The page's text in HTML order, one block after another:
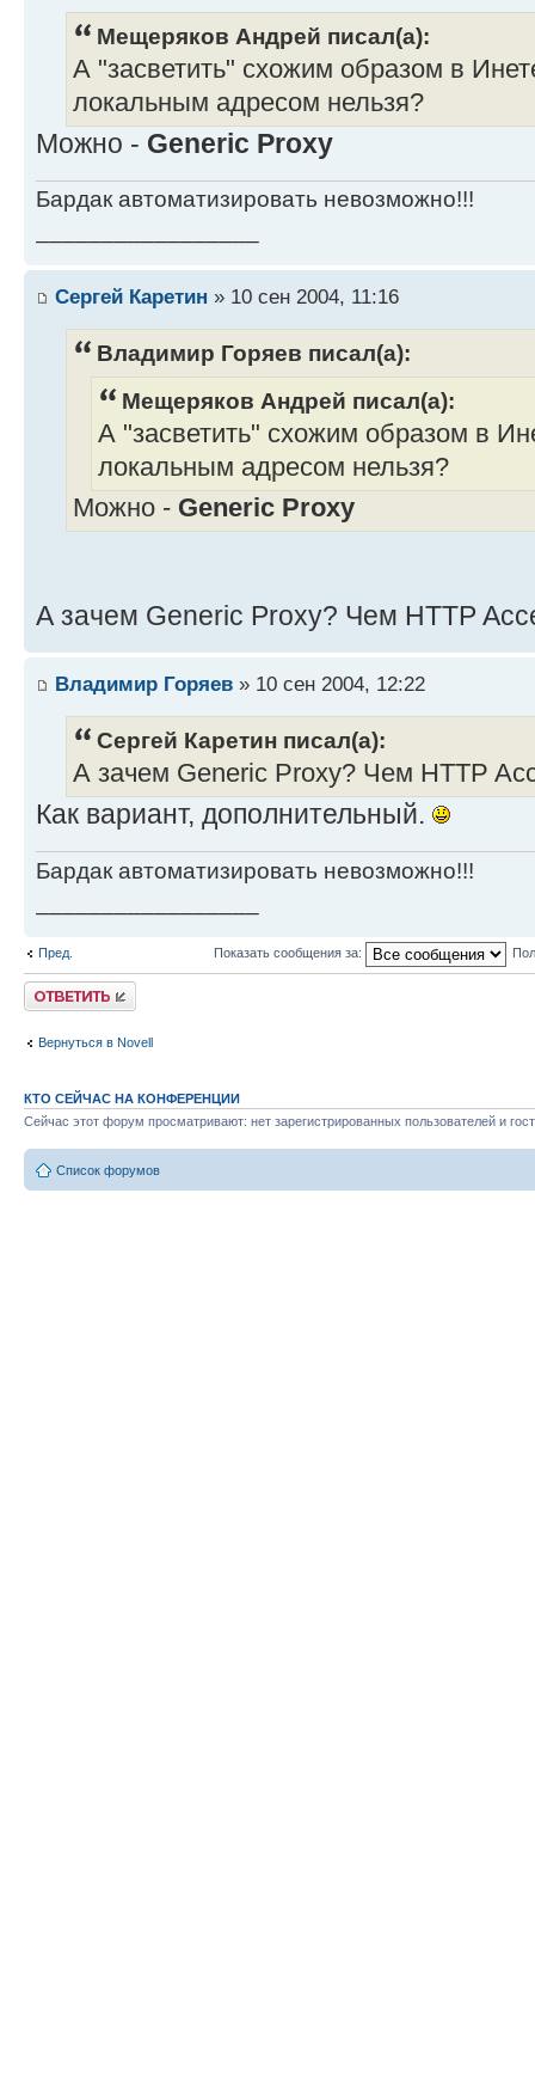
Мещеряков Андрей писал(а):
А "засветить" схожим образом в
локальным адресом нельзя?
Можно - Generic Proxy
Бардак автоматизировать невозможно!!!
Сергей Каретин » 10 сен 2004, 11:16
Владимир Горяев писал(а):
Мещеряков Андрей писал(а):
А "засветить" схожим образом в
локальным адресом нельзя?
Можно - Generic Proxy
А зачем Generic Proxy? Чем HTTP
Владимир Горяев » 10 сен 2004, 12:22
Сергей Каретин писал(а):
А зачем Generic Proxy? Чем HTTP
Как вариант, дополнительный.
Бардак автоматизировать невозможно!!!
Пред. Показать сообщения за:
Ответить
Вернуться в Novell
КТО СЕЙЧАС НА КОНФЕРЕНЦИИ
Сейчас этот форум просматривают: нет зарегистрированных пользователей и
Список форумов